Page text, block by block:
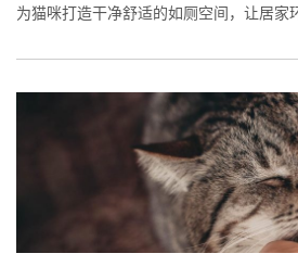
为猫咪打造干净舒适的如厕空间，让居家